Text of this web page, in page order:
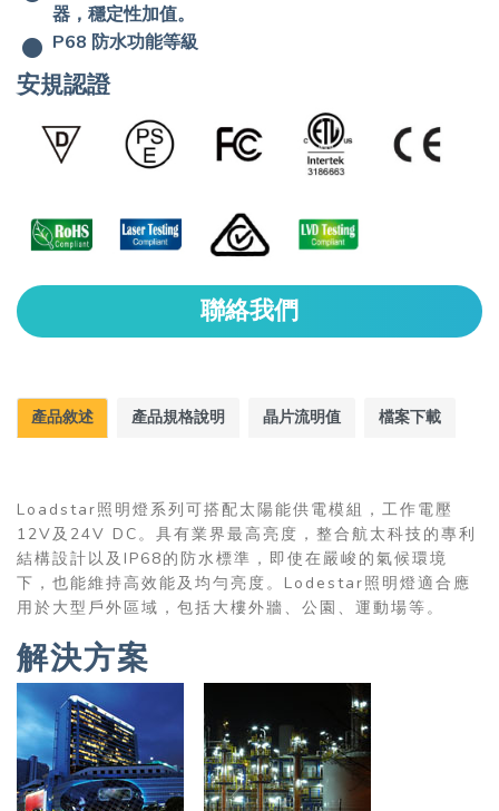
器，穩定性加值。
P68 防水功能等級
安規認證
聯絡我們
產品敘述 產品規格說明 晶片流明值 檔案下載
Loadstar照明燈系列可搭配太陽能供電模組，工作電壓
12V及24V DC。具有業界最高亮度，整合航太科技的專利
結構設計以及IP68的防水標準，即使在嚴峻的氣候環境
下，也能維持高效能及均勻亮度。Lodestar照明燈適合應
用於大型戶外區域，包括大樓外牆、公園、運動場等。
解決方案